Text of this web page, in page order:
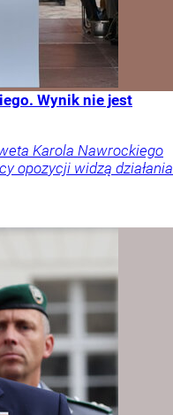
Wynik nie jest
Karola Nawrockiego
opozycji widzą działania